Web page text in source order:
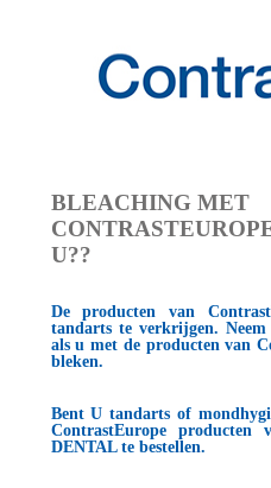
BLEACHING MET
U??
De producten van
tandarts te verkrijgen.
als u met de producten van
bleken.
Bent U tandarts of
ContrastEurope
DENTAL te bestellen.